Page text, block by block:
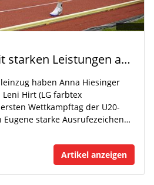
Eugene Tag 1: Mit starken Leistungen auf der WM-Bühne
haben Anna Hiesinger
Hirt (LG farbtex
Wettkampftag der U20-
starke Ausrufezeichen…
Artikel anzeigen